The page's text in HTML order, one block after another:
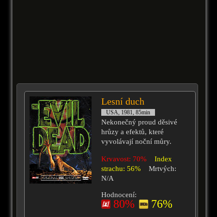
Lesní duch
USA, 1981, 85min
Nekonečný proud děsivé
hrůzy a efektů, které
vyvolávají noční můry.
Krvavost: 70%
Index
strachu: 56%
Mrtvých:
N/A
Hodnocení:
80% 76%